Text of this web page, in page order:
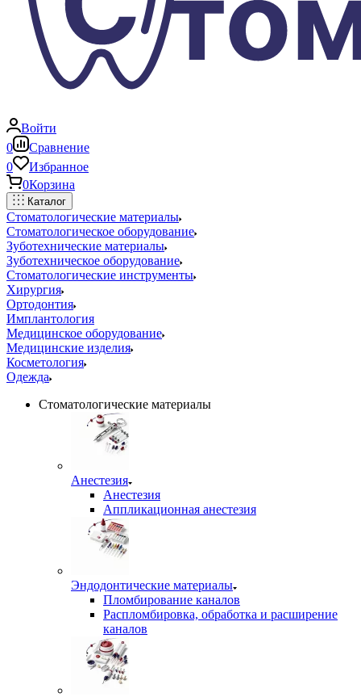
Войти
0
Сравнение
0
Избранное
0Корзина
Каталог
Стоматологические материалы
Стоматологическое оборудование
Зуботехнические материалы
Зуботехническое оборудование
Стоматологические инструменты
Хирургия
Ортодонтия
Имплантология
Медицинское оборудование
Медицинские изделия
Косметология
Одежда
Стоматологические материалы
Анестезия
Анестезия
Аппликационная анестезия
Эндодонтические материалы
Пломбирование каналов
Распломбировка, обработка и расширение
каналов